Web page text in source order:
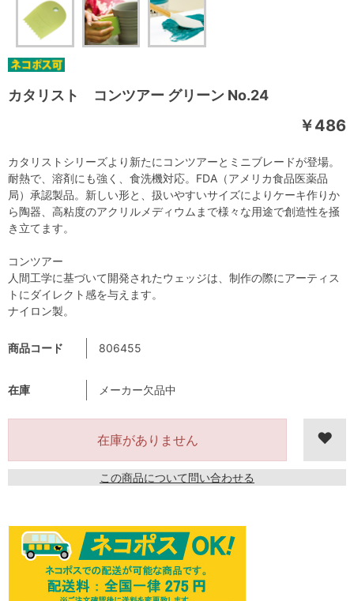
カタリスト コンツアー グリーン No.24
￥486
商品コード 806455
在庫 メーカー欠品中
在庫がありません
この商品について問い合わせる
カタリストシリーズより新たにコンツアーとミニブレードが登場。
耐熱で、溶剤にも強く、食洗機対応。FDA（アメリカ食品医薬品
局）承認製品。新しい形と、扱いやすいサイズによりケーキ作りか
ら陶器、高粘度のアクリルメディウムまで様々な用途で創造性を掻
き立てます。
コンツアー
人間工学に基づいて開発されたウェッジは、制作の際にアーティス
トにダイレクト感を与えます。
ナイロン製。